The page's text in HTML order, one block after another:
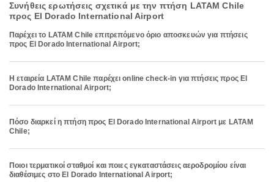
Συνήθεις ερωτήσεις σχετικά με την πτήση LATAM Chile
προς El Dorado International Airport
Παρέχει το LATAM Chile επιτρεπόμενο όριο αποσκευών για πτήσεις
προς El Dorado International Airport;
Η εταιρεία LATAM Chile παρέχει online check-in για πτήσεις προς El
Dorado International Airport;
Πόσο διαρκεί η πτήση προς El Dorado International Airport με LATAM
Chile;
Ποιοι τερματικοί σταθμοί και ποιες εγκαταστάσεις αεροδρομίου είναι
διαθέσιμες στο El Dorado International Airport;